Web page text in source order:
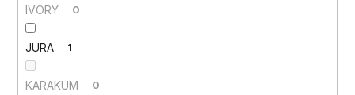
IVORY 0
JURA 1
KARAKUM 0